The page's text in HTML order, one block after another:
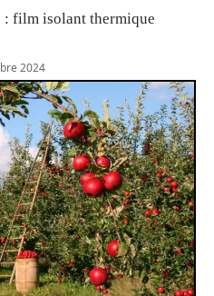
film isolant thermique
2024